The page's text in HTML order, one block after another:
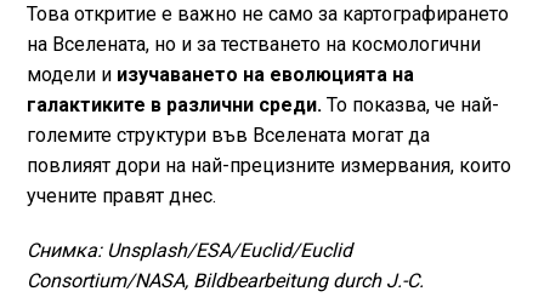
Това откритие е важно не само за картографирането
на Вселената, но и за тестването на космологични
модели иизучаването на еволюцията на
галактиките в различни среди. То показва, че най-
големите структури във Вселената могат да
повлияят дори на най-прецизните измервания, които
учените правят днес.
Снимка: Unsplash/ESA/Euclid/Euclid
Consortium/NASA, Bildbearbeitung durch J.-C.